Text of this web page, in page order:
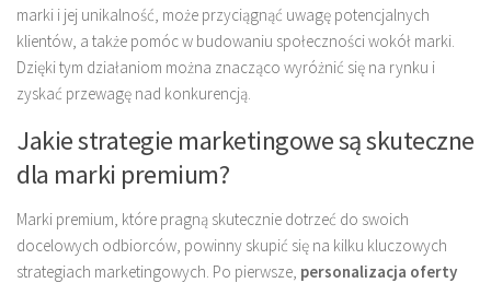
marki i jej unikalność, może przyciągnąć uwagę potencjalnych
klientów, a także pomóc w budowaniu społeczności wokół marki.
Dzięki tym działaniom można znacząco wyróżnić się na rynku i
zyskać przewagę nad konkurencją.
Jakie strategie marketingowe są skuteczne
dla marki premium?
Marki premium, które pragną skutecznie dotrzeć do swoich
docelowych odbiorców, powinny skupić się na kilku kluczowych
strategiach marketingowych. Po pierwsze, personalizacja oferty